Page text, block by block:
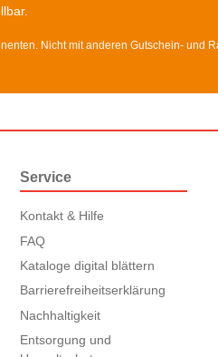
Nicht mit anderen Gutschein- und
Service
Kontakt & Hilfe
FAQ
Kataloge digital blättern
Barrierefreiheitserklärung
Nachhaltigkeit
Entsorgung und